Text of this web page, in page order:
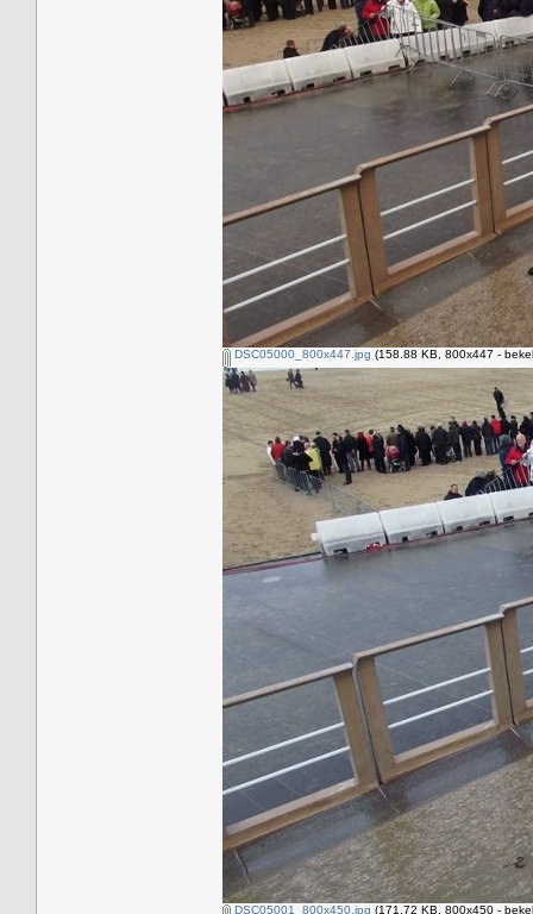
DSC05000_800x447.jpg (158.88 KB, 800x447 -
DSC05001_800x450.jpg (171.72 KB, 800x450 -